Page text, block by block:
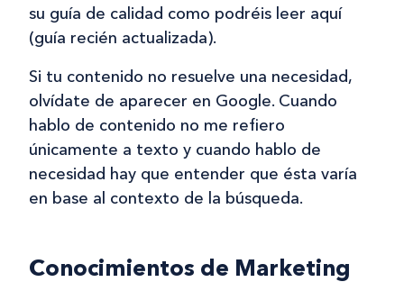
su guía de calidad como podréis leer aquí
(guía recién actualizada).
Si tu contenido no resuelve una necesidad,
olvídate de aparecer en Google. Cuando
hablo de contenido no me refiero
únicamente a texto y cuando hablo de
necesidad hay que entender que ésta varía
en base al contexto de la búsqueda.
Conocimientos de Marketing